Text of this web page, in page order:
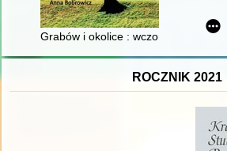
Grabów i okolice : wczoraj, dziś, jutro
ROCZNIK 2021